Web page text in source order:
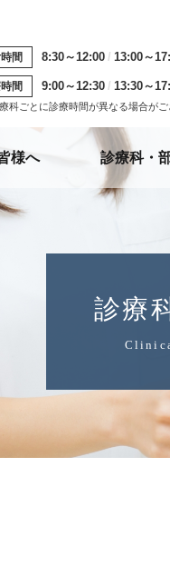
間 8:30～12:00 13:00～
間 9:00～12:30 13:30～
科ごとに診療時間が異なる場合がご
様へ 診療科・
診療